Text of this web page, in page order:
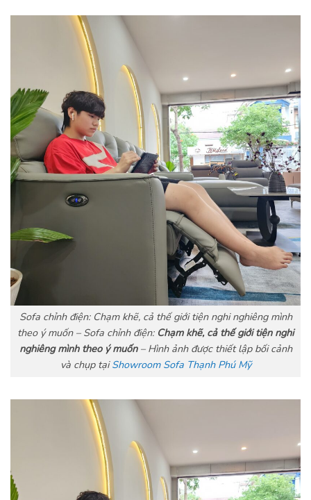
Sofa chỉnh điện: Chạm khẽ, cả thế giới tiện nghi nghiêng mình
theo ý muốn – Sofa chỉnh điện: Chạm khẽ, cả thế giới tiện nghi
nghiêng mình theo ý muốn– Hình ảnh được thiết lập bối cảnh
và chụp tạiShowroom Sofa Thạnh Phú Mỹ